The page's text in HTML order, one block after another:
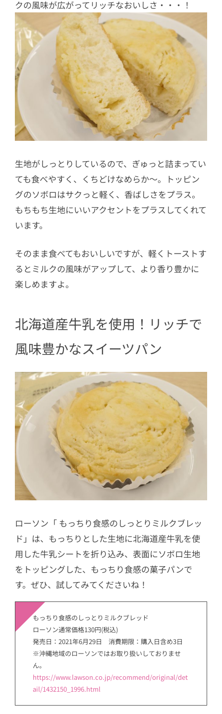
クの風味が広がってリッチなおいしさ・・・！
生地がしっとりしているので、ぎゅっと詰まってい
ても食べやすく、くちどけなめらか～。トッピン
グのソボロはサクっと軽く、香ばしさをプラス。
もちもち生地にいいアクセントをプラスしてくれて
います。
そのまま食べてもおいしいですが、軽くトーストす
るとミルクの風味がアップして、より香り豊かに
楽しめますよ。
北海道産牛乳を使用！リッチで
風味豊かなスイーツパン
ローソン「 もっちり食感のしっとりミルクブレッ
ド」は、もっちりとした生地に北海道産牛乳を使
用した牛乳シートを折り込み、表面にソボロ生地
をトッピングした、もっちり食感の菓子パンで
す。ぜひ、試してみてくださいね！
もっちり食感のしっとりミルクブレッド
ローソン通常価格130円(税込)
発売日：2021年6月29日 消費期限：購入日含め3日
※沖縄地域のローソンではお取り扱いしておりませ
ん。
https://www.lawson.co.jp/recommend/original/det
ail/1432150_1996.html